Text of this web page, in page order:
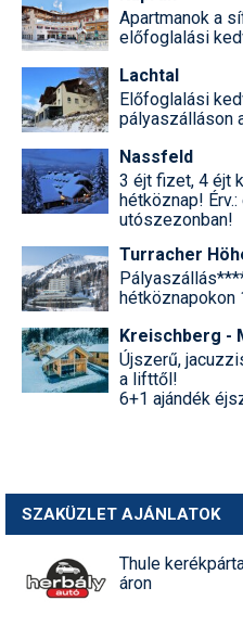
Apartmanok a
előfoglalási
Lachtal
Előfoglalási
pályaszálláson
Nassfeld
3 éjt fizet, 4 éjt
hétköznap!
utószezonban!
Turracher
Kreischberg -
Újszerű,
a lifttől!
6+1 ajándék
SZAKÜZLET AJÁNLATOK
Thule
áron